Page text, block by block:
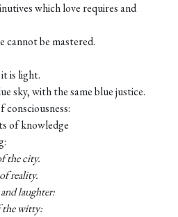
which love requires and
be mastered.
is light.
sky, with the same blue justice.
of knowledge
the city.
reality.
laughter:
the witty: